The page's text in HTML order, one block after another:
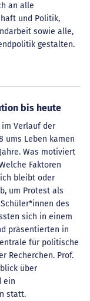
an alle
und Politik,
sowie alle,
gestalten.
bis heute
Verlauf der
ums Leben kamen
Was motiviert
Faktoren
bleibt oder
um Protest als
des
sich in einem
präsentierten in
für politische
Recherchen. Prof.
über
ein
statt.